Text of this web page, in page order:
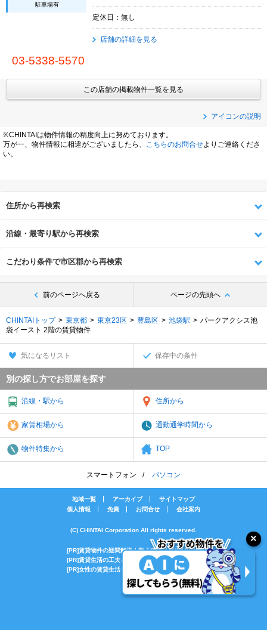
駐車場有
定休日：無し
店舗の詳細を見る
03-5338-5570
この店舗の掲載物件一覧を見る
アイコンの説明
※CHINTAIは物件情報の精度向上に努めております。
万が一、物件情報に相違がございましたら、
こちらのお問合せよりご連絡くださ
い。
住所から再検索
沿線・最寄り駅から再検索
こだわり条件で市区郡から再検索
前のページへ戻る ページの先頭へ
CHINTAIトップ 東京都 東京23区 豊島区 池袋駅
パークアクシス池
袋イースト 2階の賃貸物件
気になるリスト 保存中の条件
別の探し方でお部屋を探す
沿線・駅から 住所から
家賃相場から 通勤通学時間から
物件特集から TOP
スマートフォン パソコン
地域一覧 アーカイブ
サイトマップ
個人情報
免責 お問合せ 会社案内
(C) CHINTAI Corporation All rights reserved.
[PR]賃貸物件の疑問解決！教えてエイブルAGENT
[PR]賃貸生活の工夫を紹介！CHINTAI情報局
[PR]女性の賃貸生活を応援！Woman.CHINTAI